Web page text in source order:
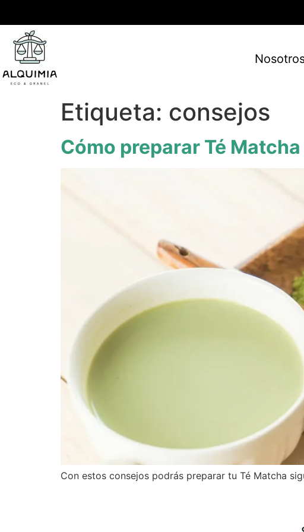
Etiqueta: consejos
Cómo preparar Té
Con estos consejos podrás preparar tu Té Matcha